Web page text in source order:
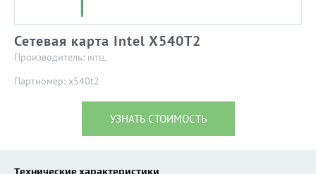
Сетевая карта Intel X540T2
Производитель: INTEL
Партномер: x540t2
УЗНАТЬ СТОИМОСТЬ
Технические характеристики